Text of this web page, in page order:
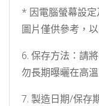
* 因電腦螢幕設
圖片僅供參考，
6. 保存方法：請
勿長期曝曬在高
7. 製造日期/保存